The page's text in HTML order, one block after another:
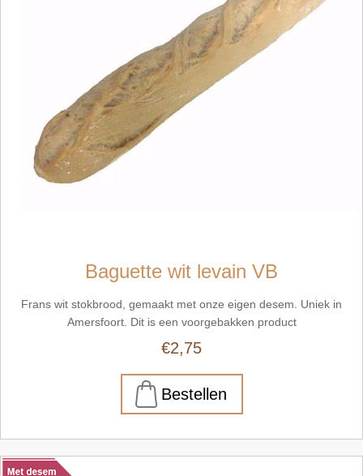
Baguette wit levain VB
Frans wit stokbrood, gemaakt met onze eigen desem. Uniek in
Amersfoort. Dit is een voorgebakken product
€2,75